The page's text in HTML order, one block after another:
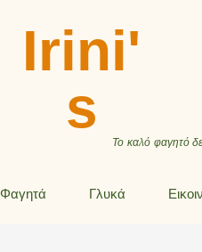
Irini'
s
Το καλό φαγητό
Φαγητά Γλυκά